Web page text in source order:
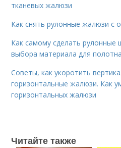
тканевых жалюзи
Как снять рулонные жалюзи с
Как самому сделать рулонные
выбора материала для полотна
Советы, как укоротить
горизонтальные жалюзи. Как
горизонтальных жалюзи
Читайте также